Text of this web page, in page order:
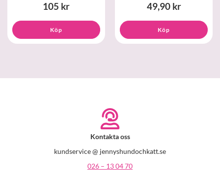
105 kr
Köp
49,90 kr
Köp
Kontakta oss
kundservice @ jennyshundochkatt.se
026 – 13 04 70